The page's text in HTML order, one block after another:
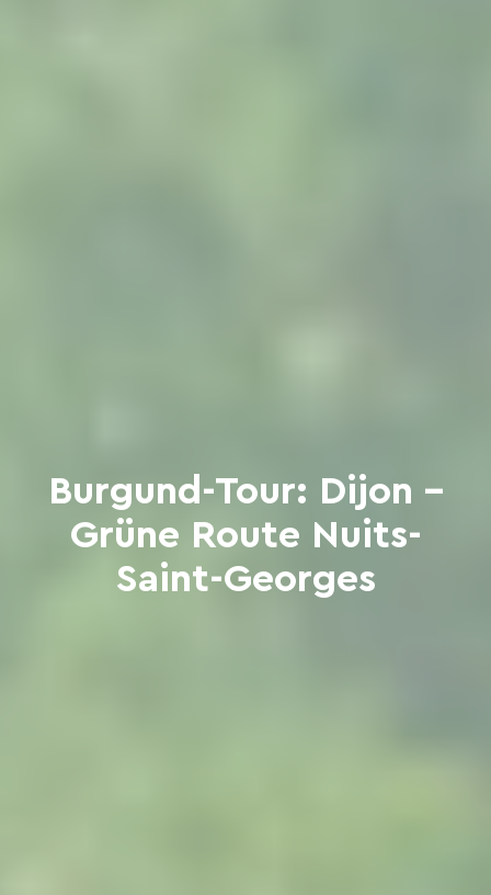
Burgund-Tour: Dijon –
Grüne Route Nuits-
Saint-Georges